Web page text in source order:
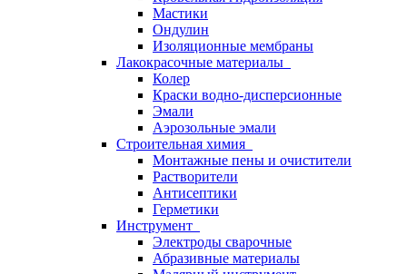
Мастики
Ондулин
Изоляционные мембраны
Лакокрасочные материалы
Колер
Краски водно-дисперсионные
Эмали
Аэрозольные эмали
Строительная химия
Монтажные пены и очистители
Растворители
Антисептики
Герметики
Инструмент
Электроды сварочные
Абразивные материалы